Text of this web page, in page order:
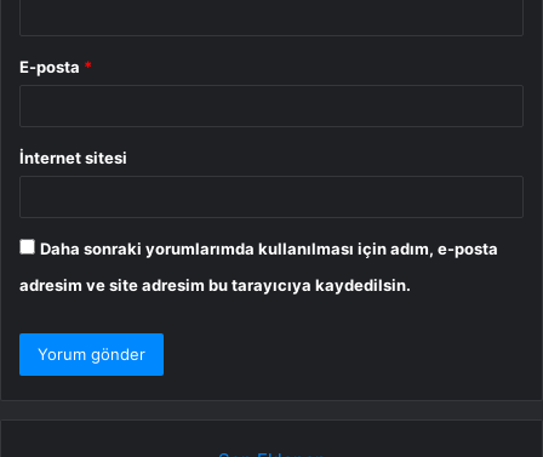
E-posta *
İnternet sitesi
Daha sonraki yorumlarımda kullanılması için adım, e-posta
adresim ve site adresim bu tarayıcıya kaydedilsin.